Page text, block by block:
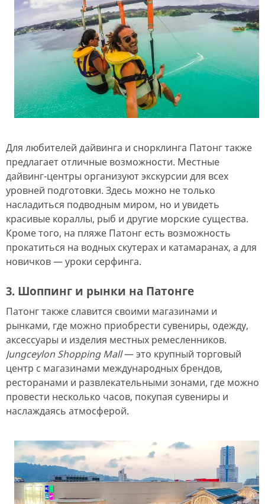
Для любителей дайвинга и снорклинга Патонг также
предлагает отличные возможности. Местные
дайвинг-центры организуют экскурсии для всех
уровней подготовки. Здесь можно не только
насладиться подводным миром, но и увидеть
красивые кораллы, рыб и другие морские существа.
Кроме того, на пляже Патонг есть возможность
прокатиться на водных скутерах и катамаранах, а для
новичков — уроки серфинга.
3. Шоппинг и рынки на Патонге
Патонг также славится своими магазинами и
рынками, где можно приобрести сувениры, одежду,
аксессуары и изделия местных ремесленников.
Jungceylon Shopping Mall— это крупный торговый
центр с магазинами международных брендов,
ресторанами и развлекательными зонами, где можно
провести несколько часов, покупая сувениры и
наслаждаясь атмосферой.